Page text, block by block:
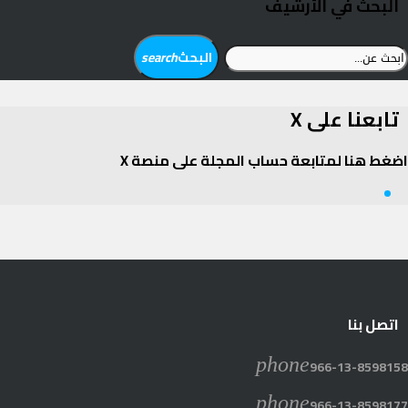
ابحث
عن:
البحثsearch
تابعنا على X
اضغط هنا لمتابعة حساب المجلة على منصة X
اتصل بنا
phone966-13-8598158